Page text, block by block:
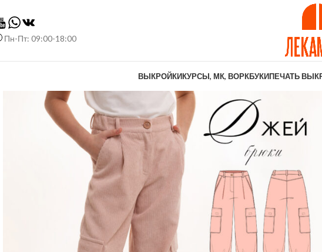
Пн-Пт: 09:00-18:00
ВЫКРОЙКИКУРСЫ, МК, ВОРКБУКИПЕЧАТЬ